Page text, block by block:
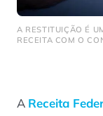
A RESTITUIÇÃO É
RECEITA COM O
A Receita